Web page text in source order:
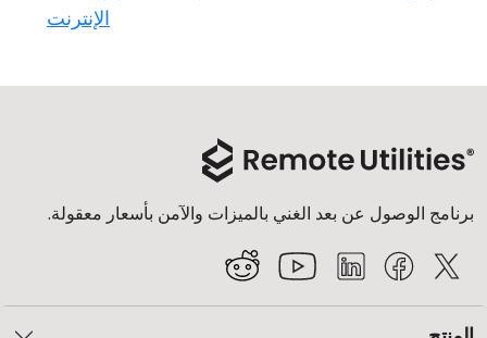
الإنترنت
برنامج الوصول عن بعد الغني بالميزات والآمن بأسعار معقولة.